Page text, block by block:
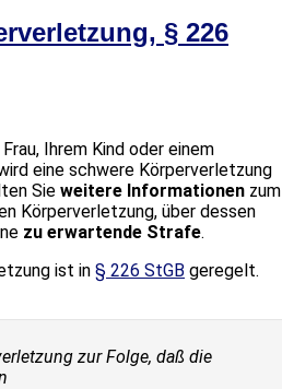
§ 226
Ihrem Kind oder einem
eine schwere Körperverletzung
Sie weitere Informationen zum
Körperverletzung, über dessen
zu erwartende Strafe.
ist in § 226 StGB geregelt.
zur Folge, daß die